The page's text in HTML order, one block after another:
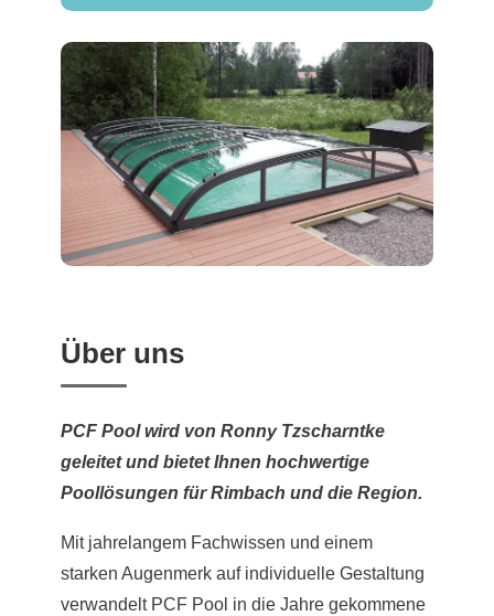
Über uns
PCF Pool wird von Ronny Tzscharntke
geleitet und bietet Ihnen hochwertige
Poollösungen für Rimbach und die Region.
Mit jahrelangem Fachwissen und einem
starken Augenmerk auf individuelle Gestaltung
verwandelt PCF Pool in die Jahre gekommene